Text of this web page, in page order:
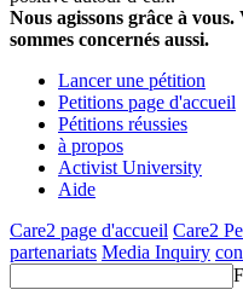
Nous agissons grâce à
sommes concernés aussi.
Lancer une pétition
Petitions page d'accueil
Pétitions réussies
à propos
Activist University
Aide
Care2 page d'accueil Care2
partenariats Media Inquiry